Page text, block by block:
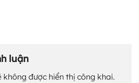
luận
không được hiển thị công khai.